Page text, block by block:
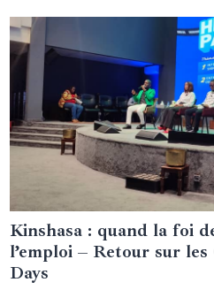
13 juillet 2025
Kinshasa : quand la foi
l’emploi – Retour sur les
Days